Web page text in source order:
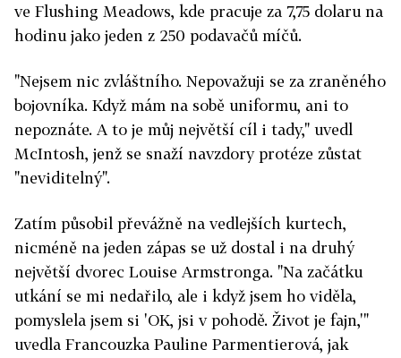
ve Flushing Meadows, kde pracuje za 7,75 dolaru na
hodinu jako jeden z 250 podavačů míčů.
"Nejsem nic zvláštního. Nepovažuji se za zraněného
bojovníka. Když mám na sobě uniformu, ani to
nepoznáte. A to je můj největší cíl i tady," uvedl
McIntosh, jenž se snaží navzdory protéze zůstat
"neviditelný".
Zatím působil převážně na vedlejších kurtech,
nicméně na jeden zápas se už dostal i na druhý
největší dvorec Louise Armstronga. "Na začátku
utkání se mi nedařilo, ale i když jsem ho viděla,
pomyslela jsem si 'OK, jsi v pohodě. Život je fajn,'"
uvedla Francouzka Pauline Parmentierová, jak